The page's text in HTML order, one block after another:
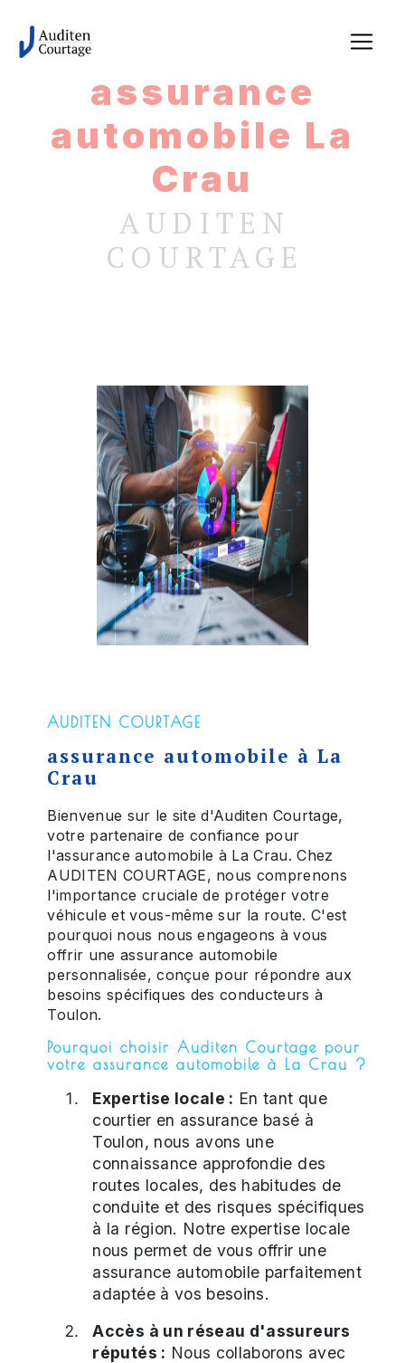
assurance
automobile La
Crau
AUDITEN
COURTAGE
AUDITEN COURTAGE
assurance automobile à La
Crau
Bienvenue sur le site d'Auditen Courtage,
votre partenaire de confiance pour
l'assurance automobile à La Crau. Chez
AUDITEN COURTAGE, nous comprenons
l'importance cruciale de protéger votre
véhicule et vous-même sur la route. C'est
pourquoi nous nous engageons à vous
offrir une assurance automobile
personnalisée, conçue pour répondre aux
besoins spécifiques des conducteurs à
Toulon.
Pourquoi choisir Auditen Courtage pour
votre assurance automobile à La Crau ?
Expertise locale : En tant que
courtier en assurance basé à
Toulon, nous avons une
connaissance approfondie des
routes locales, des habitudes de
conduite et des risques spécifiques
à la région. Notre expertise locale
nous permet de vous offrir une
assurance automobile parfaitement
adaptée à vos besoins.
Accès à un réseau d'assureurs
réputés : Nous collaborons avec